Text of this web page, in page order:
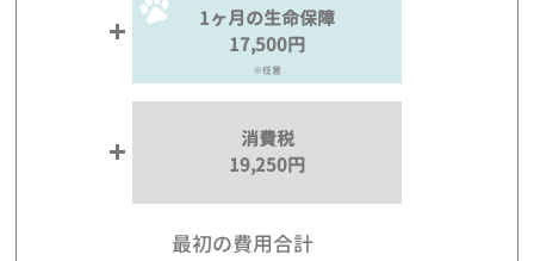
1ヶ月の生命保障
17,500円
※任意
消費税
19,250円
最初の費用合計